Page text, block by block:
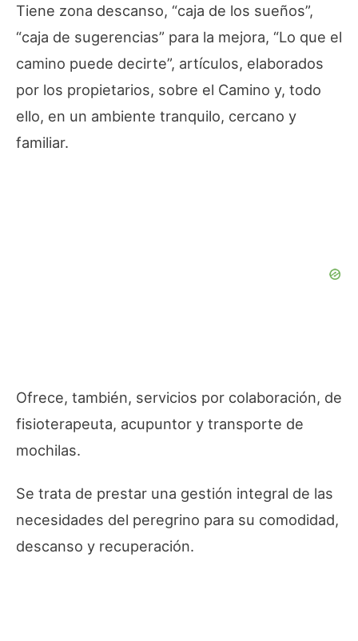
Tiene zona descanso, “caja de los sueños”,
“caja de sugerencias” para la mejora, “Lo que el
camino puede decirte”, artículos, elaborados
por los propietarios, sobre el Camino y, todo
ello, en un ambiente tranquilo, cercano y
familiar.
Ofrece, también, servicios por colaboración, de
fisioterapeuta, acupuntor y transporte de
mochilas.
Se trata de prestar una gestión integral de las
necesidades del peregrino para su comodidad,
descanso y recuperación.